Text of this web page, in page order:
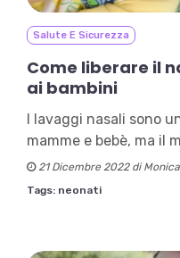
Salute E Sicurezza
Come liberare il
ai bambini
I lavaggi nasali sono
mamme e bebè, ma il
21 Dicembre 2022 di
Tags: neonati